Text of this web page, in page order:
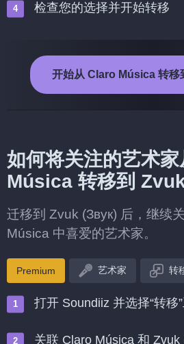
检查您的选择并开始转移
开始从 Claro Música 转移
如何将关注的艺术
Música 转移到
迁移到 Zvuk (Звук) 后，继续
Música 中喜爱的艺术家。
Premium 艺术家 转
打开 Soundiiz 并选择“转移
关联 Claro Música 和 Zvuk